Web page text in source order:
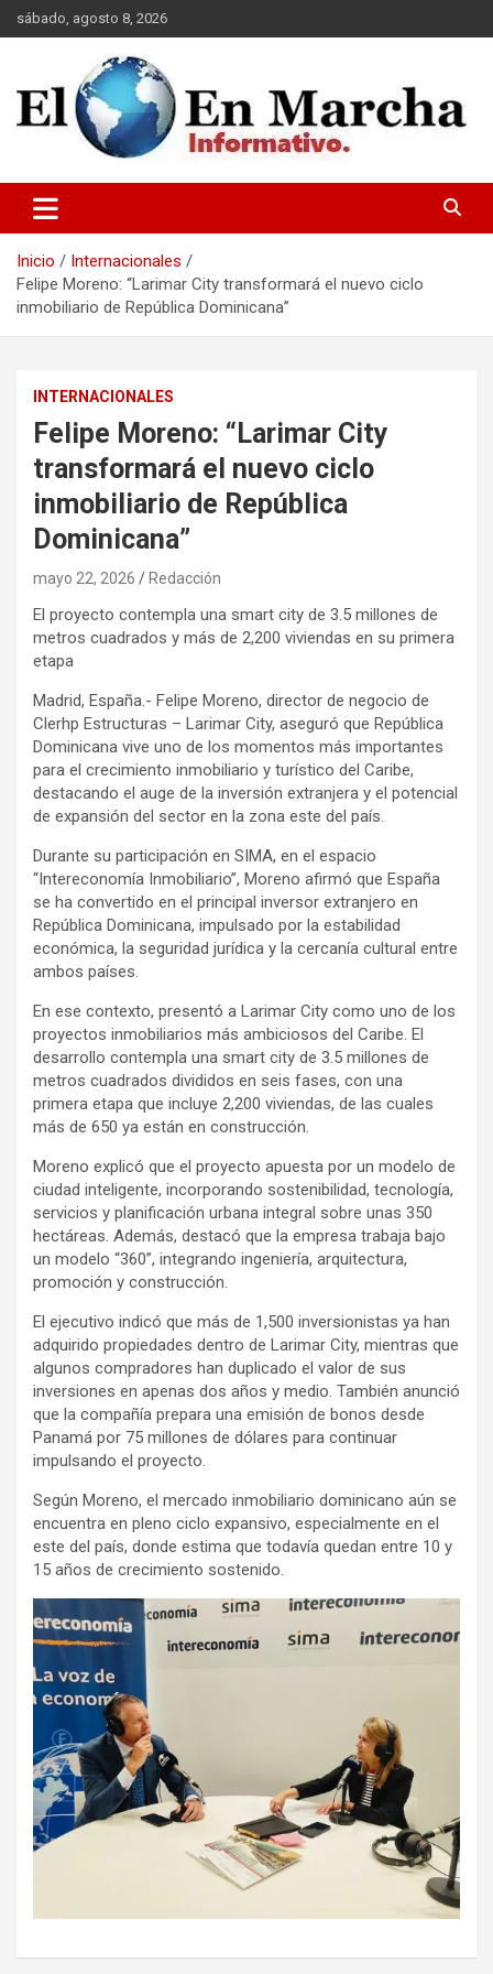
Saltar
al
sábado, agosto 8, 2026
elmundoenmarcha.net
Inicio
Internacionales
Felipe Moreno: “Larimar City transformará el nuevo ciclo
inmobiliario de República Dominicana”
INTERNACIONALES
Felipe Moreno: “Larimar City
transformará el nuevo ciclo
inmobiliario de República
Dominicana”
mayo 22, 2026 Redacción
El proyecto contempla una smart city de 3.5 millones de
metros cuadrados y más de 2,200 viviendas en su primera
etapa
Madrid, España.- Felipe Moreno, director de negocio de
Clerhp Estructuras – Larimar City, aseguró que República
Dominicana vive uno de los momentos más importantes
para el crecimiento inmobiliario y turístico del Caribe,
destacando el auge de la inversión extranjera y el potencial
de expansión del sector en la zona este del país.
Durante su participación en SIMA, en el espacio
“Intereconomía Inmobiliario”, Moreno afirmó que España
se ha convertido en el principal inversor extranjero en
República Dominicana, impulsado por la estabilidad
económica, la seguridad jurídica y la cercanía cultural entre
ambos países.
En ese contexto, presentó a Larimar City como uno de los
proyectos inmobiliarios más ambiciosos del Caribe. El
desarrollo contempla una smart city de 3.5 millones de
metros cuadrados divididos en seis fases, con una
primera etapa que incluye 2,200 viviendas, de las cuales
más de 650 ya están en construcción.
Moreno explicó que el proyecto apuesta por un modelo de
ciudad inteligente, incorporando sostenibilidad, tecnología,
servicios y planificación urbana integral sobre unas 350
hectáreas. Además, destacó que la empresa trabaja bajo
un modelo “360”, integrando ingeniería, arquitectura,
promoción y construcción.
El ejecutivo indicó que más de 1,500 inversionistas ya han
adquirido propiedades dentro de Larimar City, mientras que
algunos compradores han duplicado el valor de sus
inversiones en apenas dos años y medio. También anunció
que la compañía prepara una emisión de bonos desde
Panamá por 75 millones de dólares para continuar
impulsando el proyecto.
Según Moreno, el mercado inmobiliario dominicano aún se
encuentra en pleno ciclo expansivo, especialmente en el
este del país, donde estima que todavía quedan entre 10 y
15 años de crecimiento sostenido.